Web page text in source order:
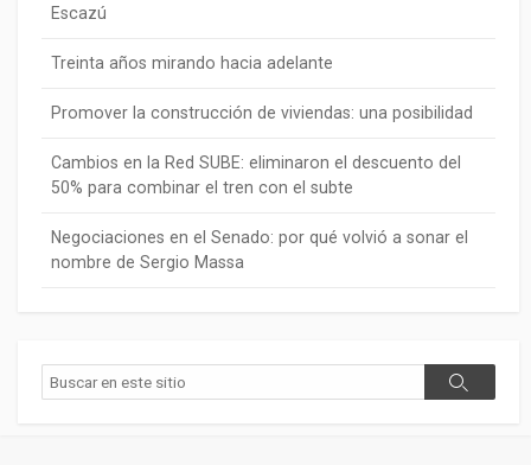
Escazú
Treinta años mirando hacia adelante
Promover la construcción de viviendas: una posibilidad
Cambios en la Red SUBE: eliminaron el descuento del
50% para combinar el tren con el subte
Negociaciones en el Senado: por qué volvió a sonar el
nombre de Sergio Massa
Buscar
Buscar